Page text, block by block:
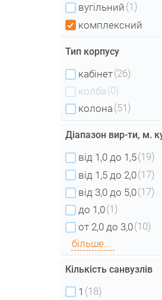
вугільний (1)
комплексний
Тип корпусу
кабінет(26)
колба (0)
колона (51)
Діапазон вир-ти, м.
від 1,0 до 1,5(19)
від 1,5 до 2,0(17)
від 3,0 до 5,0(17)
до 1,0(1)
от 2,0 до 3,0(10)
більше...
Кількість санвузлів
1 (18)